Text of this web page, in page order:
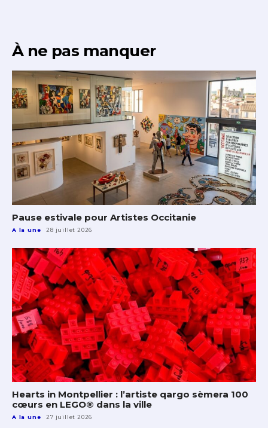
À ne pas manquer
Pause estivale pour Artistes Occitanie
A la une 28 juillet 2026
Hearts in Montpellier : l’artiste qargo sèmera 100
cœurs en LEGO® dans la ville
A la une 27 juillet 2026